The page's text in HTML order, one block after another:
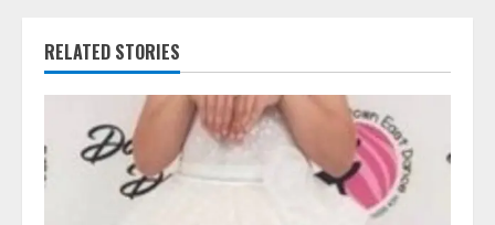
u
R
RELATED STORIES